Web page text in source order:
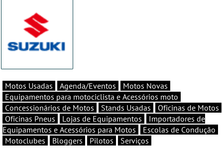
Motos Usadas Agenda/Eventos
Motos Novas
Equipamentos para motociclista e Acessórios moto
Concessionários de Motos
Stands Usadas
Oficinas de Motos
Oficinas Pneus
Lojas de Equipamentos
Importadores de
Equipamentos e Acessórios para Motos
Escolas de Condução
Motoclubes
Bloggers Pilotos Serviços